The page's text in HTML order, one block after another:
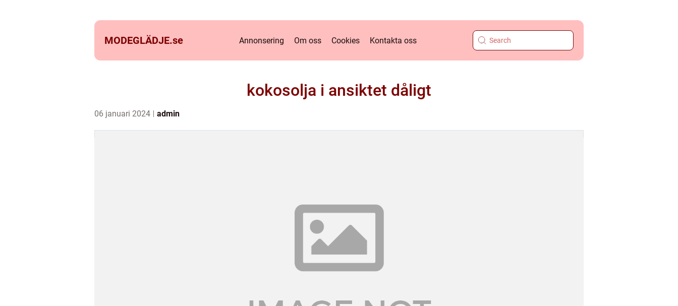
MODEGLÄDJE.se Annonsering Om oss Cookies Kontakta oss
kokosolja i ansiktet dåligt
06 januari 2024 admin